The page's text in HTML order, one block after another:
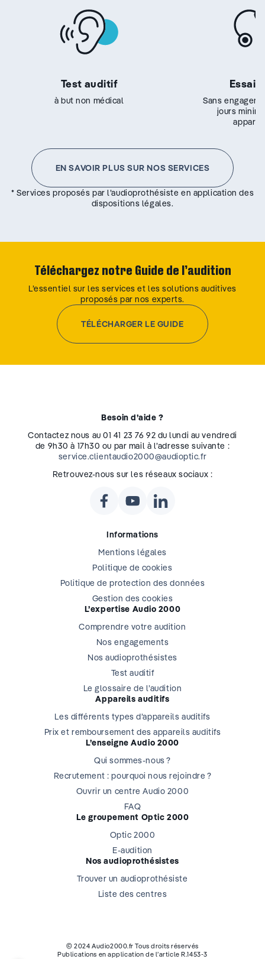
Test auditif
à but non médical
Essai
Sans
jours
EN SAVOIR PLUS SUR NOS SERVICES
* Services proposés par l’audioprothésiste en application des
dispositions légales.
Téléchargez notre Guide de l’audition
L’essentiel sur les services et les solutions auditives
proposés par nos experts.
TÉLÉCHARGER LE GUIDE
Besoin d’aide ?
Contactez nous au 01 41 23 76 92 du lundi au vendredi
de 9h30 à 17h30 ou par mail à l’adresse suivante :
service.clientaudio2000@audioptic.fr
Retrouvez-nous sur les réseaux sociaux :
Informations
Mentions légales
Politique de cookies
Politique de protection des données
Gestion des cookies
L’expertise Audio 2000
Comprendre votre audition
Nos engagements
Nos audioprothésistes
Test auditif
Le glossaire de l’audition
Appareils auditifs
Les différents types d’appareils auditifs
Prix et remboursement des appareils auditifs
L’enseigne Audio 2000
Qui sommes-nous ?
Recrutement : pourquoi nous rejoindre ?
Ouvrir un centre Audio 2000
FAQ
Le groupement Optic 2000
Optic 2000
E-audition
Nos audioprothésistes
Trouver un audioprothésiste
Liste des centres
© 2024 Audio2000.fr Tous droits réservés
Publications en application de l’article R.1453-3